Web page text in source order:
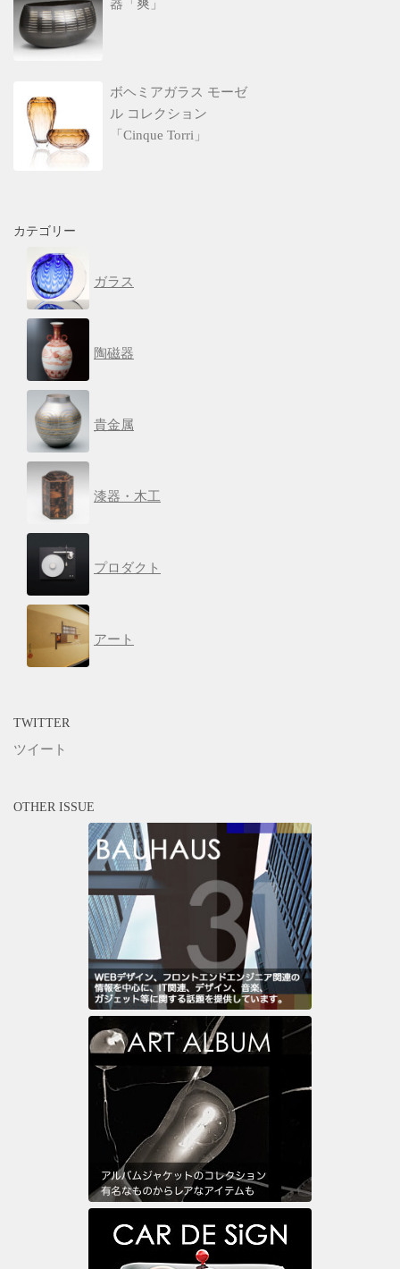
器「爽」
ボヘミアガラス モーゼ
ル コレクション
「Cinque Torri」
カテゴリー
ガラス
陶磁器
貴金属
漆器・木工
プロダクト
アート
TWITTER
ツイート
OTHER ISSUE